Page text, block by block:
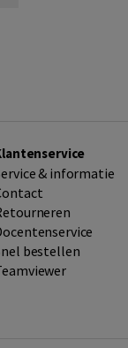
& informatie
bestellen